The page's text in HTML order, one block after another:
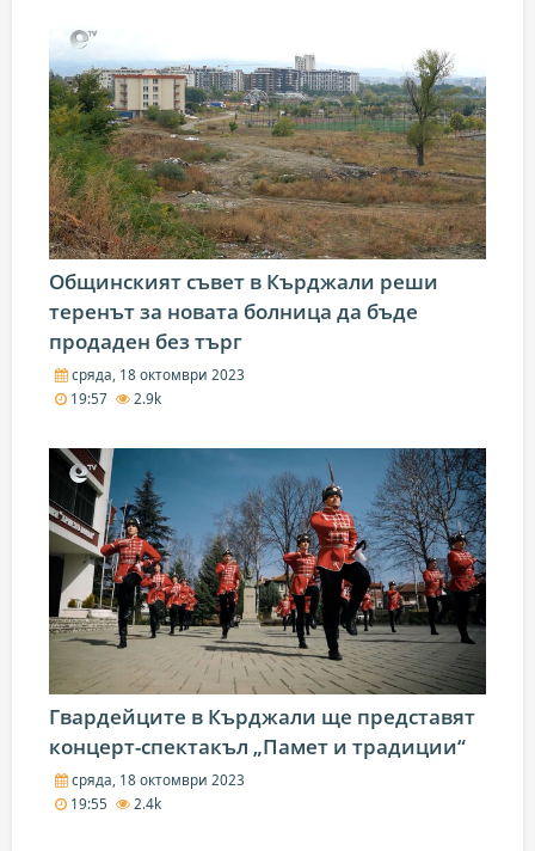
Общинският съвет в Кърджали реши
теренът за новата болница да бъде
продаден без търг
сряда, 18 октомври 2023
19:57
2.9k
Гвардейците в Кърджали ще представят
концерт-спектакъл „Памет и традиции“
сряда, 18 октомври 2023
19:55
2.4k